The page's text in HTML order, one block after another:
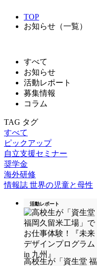
TOP
お知らせ（一覧）
すべて
お知らせ
活動レポート
募集情報
コラム
TAG タグ
すべて
ピックアップ
自立支援セミナー
奨学金
海外研修
情報誌 世界の児童と母性
活動レポート
高校生が「資生堂